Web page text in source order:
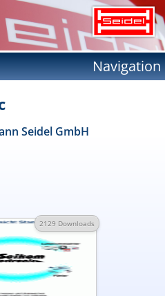
Navigation
Seidel GmbH
2129 Downloads